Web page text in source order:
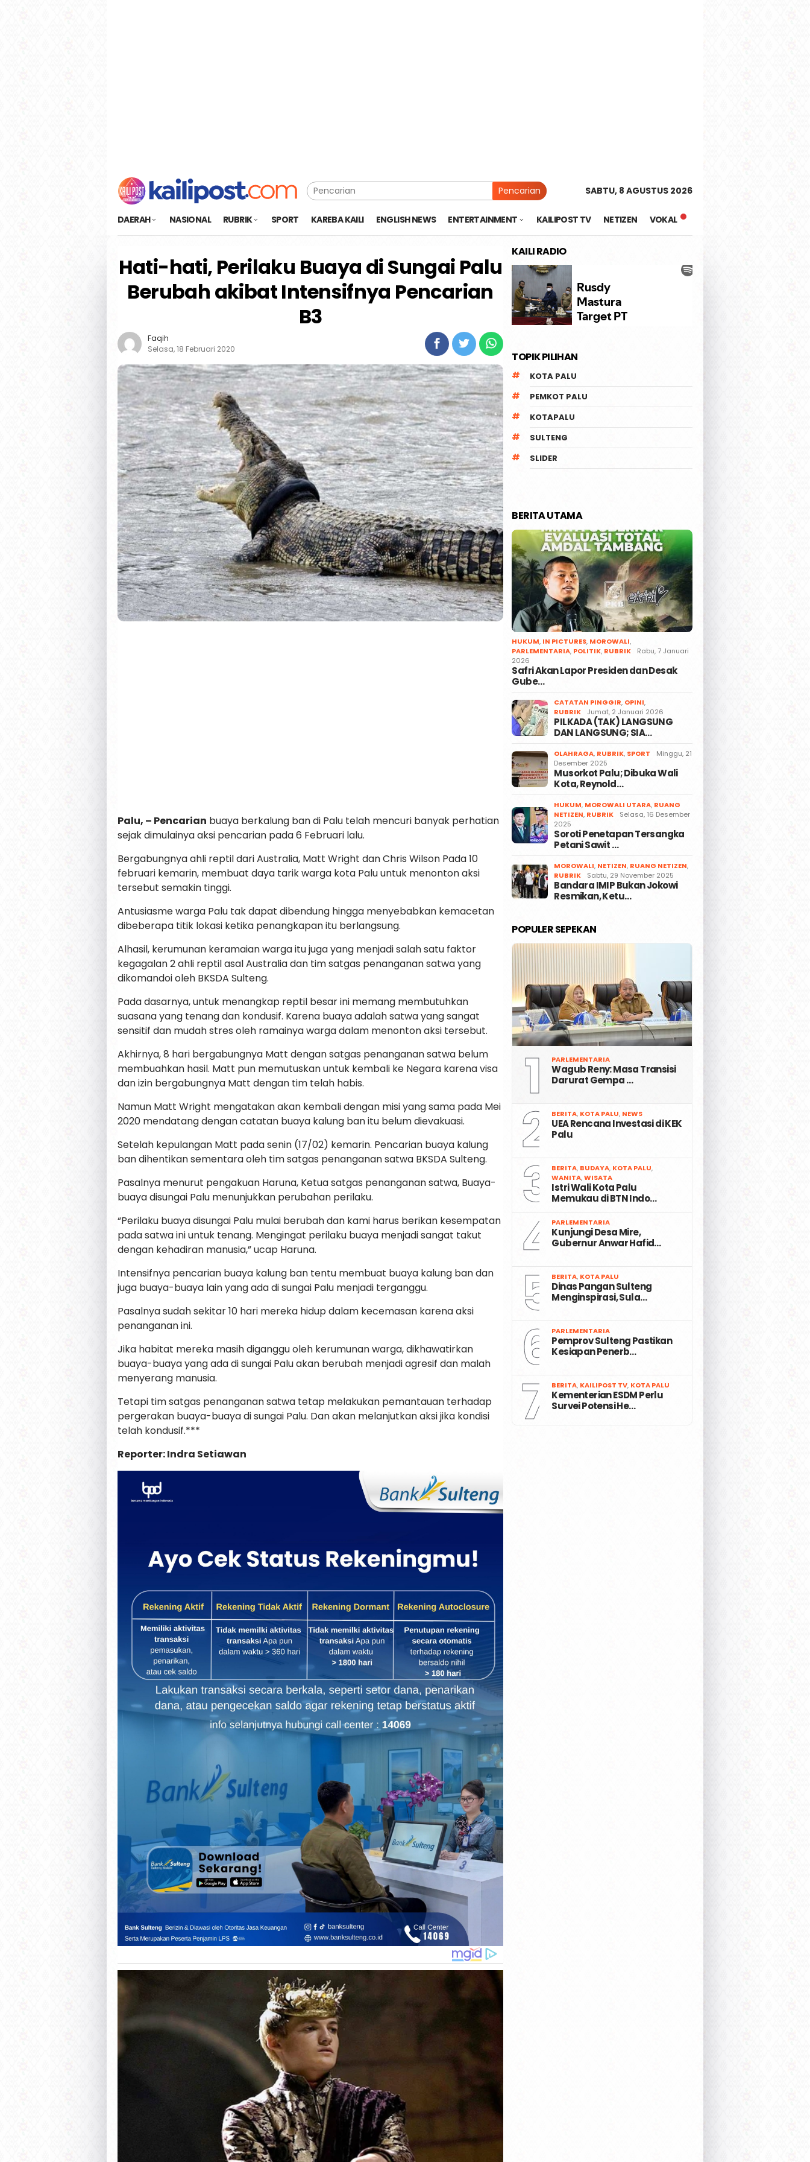
Pencarian SABTU, 8 AGUSTUS 2026
DAERAH NASIONAL RUBRIK SPORT KAREBA KAILI ENGLISH NEWS ENTERTAINMENT KAILIPOST TV NETIZEN VOKAL
Hati-hati, Perilaku Buaya di Sungai Palu
Berubah akibat Intensifnya Pencarian
B3
Faqih
Selasa, 18 Februari 2020
Palu, – Pencarian buaya berkalung ban di Palu telah mencuri banyak perhatian
sejak dimulainya aksi pencarian pada 6 Februari lalu.
Bergabungnya ahli reptil dari Australia, Matt Wright dan Chris Wilson Pada 10
februari kemarin, membuat daya tarik warga kota Palu untuk menonton aksi
tersebut semakin tinggi.
Antusiasme warga Palu tak dapat dibendung hingga menyebabkan kemacetan
dibeberapa titik lokasi ketika penangkapan itu berlangsung.
Alhasil, kerumunan keramaian warga itu juga yang menjadi salah satu faktor
kegagalan 2 ahli reptil asal Australia dan tim satgas penanganan satwa yang
dikomandoi oleh BKSDA Sulteng.
Pada dasarnya, untuk menangkap reptil besar ini memang membutuhkan
suasana yang tenang dan kondusif. Karena buaya adalah satwa yang sangat
sensitif dan mudah stres oleh ramainya warga dalam menonton aksi tersebut.
Akhirnya, 8 hari bergabungnya Matt dengan satgas penanganan satwa belum
membuahkan hasil. Matt pun memutuskan untuk kembali ke Negara karena visa
dan izin bergabungnya Matt dengan tim telah habis.
Namun Matt Wright mengatakan akan kembali dengan misi yang sama pada Mei
2020 mendatang dengan catatan buaya kalung ban itu belum dievakuasi.
Setelah kepulangan Matt pada senin (17/02) kemarin. Pencarian buaya kalung
ban dihentikan sementara oleh tim satgas penanganan satwa BKSDA Sulteng.
Pasalnya menurut pengakuan Haruna, Ketua satgas penanganan satwa, Buaya-
buaya disungai Palu menunjukkan perubahan perilaku.
“Perilaku buaya disungai Palu mulai berubah dan kami harus berikan kesempatan
pada satwa ini untuk tenang. Mengingat perilaku buaya menjadi sangat takut
dengan kehadiran manusia,” ucap Haruna.
Intensifnya pencarian buaya kalung ban tentu membuat buaya kalung ban dan
juga buaya-buaya lain yang ada di sungai Palu menjadi terganggu.
Pasalnya sudah sekitar 10 hari mereka hidup dalam kecemasan karena aksi
penanganan ini.
Jika habitat mereka masih diganggu oleh kerumunan warga, dikhawatirkan
buaya-buaya yang ada di sungai Palu akan berubah menjadi agresif dan malah
menyerang manusia.
Tetapi tim satgas penanganan satwa tetap melakukan pemantauan terhadap
pergerakan buaya-buaya di sungai Palu. Dan akan melanjutkan aksi jika kondisi
telah kondusif.***
Reporter: Indra Setiawan
KAILI RADIO
TOPIK PILIHAN
KOTA PALU
PEMKOT PALU
KOTAPALU
SULTENG
SLIDER
BERITA UTAMA
HUKUM, IN PICTURES, MOROWALI,
PARLEMENTARIA, POLITIK, RUBRIK
Rabu, 7 Januari
2026
Safri Akan Lapor Presiden dan Desak
Gube…
CATATAN PINGGIR, OPINI,
RUBRIK
Jumat, 2 Januari 2026
PILKADA (TAK) LANGSUNG
DAN LANGSUNG; SIA…
OLAHRAGA, RUBRIK, SPORT
Minggu, 21
Desember 2025
Musorkot Palu; Dibuka Wali
Kota, Reynold…
HUKUM, MOROWALI UTARA, RUANG
NETIZEN, RUBRIK
Selasa, 16 Desember
2025
Soroti Penetapan Tersangka
Petani Sawit …
MOROWALI, NETIZEN, RUANG NETIZEN,
RUBRIK
Sabtu, 29 November 2025
Bandara IMIP Bukan Jokowi
Resmikan, Ketu…
POPULER SEPEKAN
1 PARLEMENTARIA
Wagub Reny: Masa Transisi
Darurat Gempa …
2 BERITA, KOTA PALU, NEWS
UEA Rencana Investasi di KEK
Palu
3 BERITA, BUDAYA, KOTA PALU,
WANITA,WISATA
Istri Wali Kota Palu
Memukau di BTN Indo…
4 PARLEMENTARIA
Kunjungi Desa Mire,
Gubernur Anwar Hafid…
5 BERITA, KOTA PALU
Dinas Pangan Sulteng
Menginspirasi, Sula…
6 PARLEMENTARIA
Pemprov Sulteng Pastikan
Kesiapan Penerb…
7 BERITA, KAILIPOST TV, KOTA PALU
Kementerian ESDM Perlu
Survei Potensi He…